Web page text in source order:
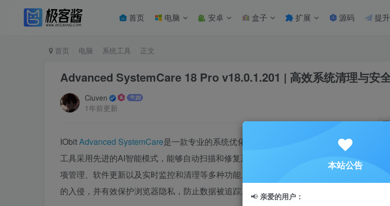
首页 电脑 安卓 盒子 扩展 源码 提升
首页 电脑 系统工具 正文
Advanced SystemCare 18 Pro v18.0.1.201 | 高效系统清理与安
Ciuven
1年前更新
IObitAdvanced SystemCare是一款专业的系统优化与安全防护软件，旨在显著提升计算机
工具采用先进的AI智能模式，能够自动扫描和修复系统中的问题。它包括性能加速、系统
项管理、软件更新以及实时监控和清理等多种功能。此外，软件还提供隐私保护和防病毒
的入侵，并有效保护浏览器隐私，防止数据被追踪。
本站公告
📢 亲爱的用户：